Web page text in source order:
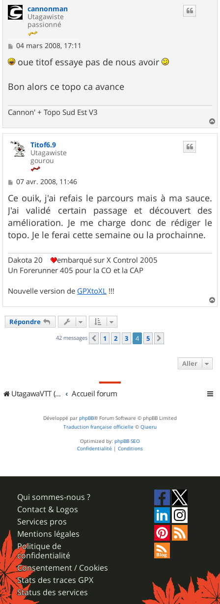
cannonman
Utagawiste
passionné
M
s
g
e
04 mars 2008, 17:11
oue titof essaye pas de nous avoir
Bon alors ce topo ca avance
Cannon' + Topo Sud Est V3
a
Titof6.9
Utagawiste
gourou
M
s
s
a
g
e
07 avr. 2008, 11:46
Ce ouik, j'ai refais le parcours mais à ma sauce.
J'ai validé certain passage et découvert des
amélioration. Je me charge donc de rédiger le
topo. Je le ferai cette semaine ou la prochainne.
Dakota 20
embarqué sur X Control 2005
Un Forerunner 405 pour la CO et la CAP
Nouvelle version de GPXtoXL !!!
a
Répondre
42 messages Précédent
1 2 3 4 5
Aller
UtagawaVTT (Randos VTT et VTTAE avec traces GPS) Accueil forum
Développé par phpBB® Forum Software © phpBB Limited
Traduction française officielle © Qiaeru
Optimized by: phpBB SEO
Confidentialité | Conditions
Qui sommes-nous ?
Contact & Logos
Services pros
Mentions légales
Politique de
confidentialité
Consentement / Cookies
Stats des traces GPX
Status des services